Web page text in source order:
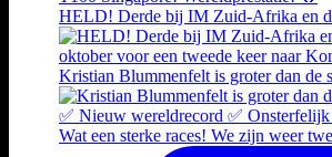
HELD! Derde bij IM Zuid-Afrika en
Kristian Blummenfelt is groter dan de
Wat een sterke races! We zijn weer